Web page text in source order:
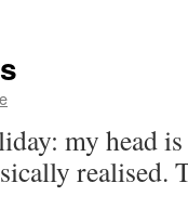
my head
realised.